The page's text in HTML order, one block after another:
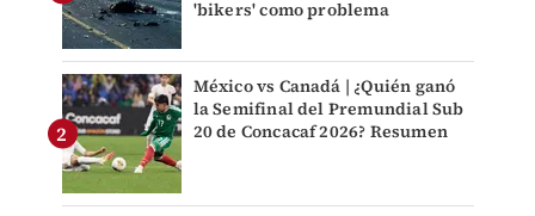
'bikers' como problema
México vs Canadá | ¿Quién ganó
la Semifinal del Premundial Sub
20 de Concacaf 2026? Resumen